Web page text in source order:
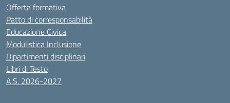
Offerta formativa
Patto di corresponsabilità
Educazione Civica
Modulistica Inclusione
Dipartimenti disciplinari
Libri di Testo
A.S. 2026-2027